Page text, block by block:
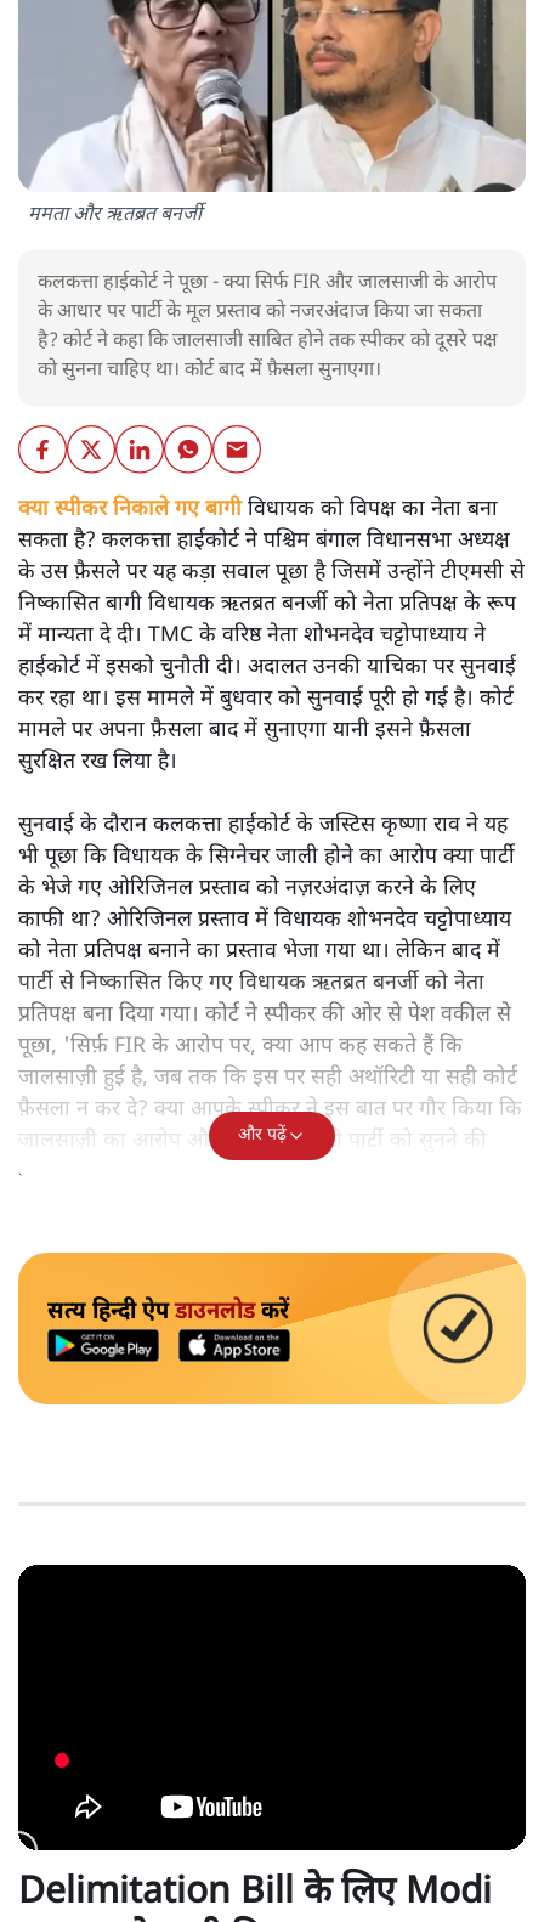
ममता और ऋतब्रत बनर्जी
कलकत्ता हाईकोर्ट ने पूछा - क्या सिर्फ FIR और जालसाजी के आरोप
के आधार पर पार्टी के मूल प्रस्ताव को नजरअंदाज किया जा सकता
है? कोर्ट ने कहा कि जालसाजी साबित होने तक स्पीकर को दूसरे पक्ष
को सुनना चाहिए था। कोर्ट बाद में फ़ैसला सुनाएगा।
क्या स्पीकर निकाले गए बागीविधायक को विपक्ष का नेता बना
सकता है? कलकत्ता हाईकोर्ट ने पश्चिम बंगाल विधानसभा अध्यक्ष
के उस फ़ैसले पर यह कड़ा सवाल पूछा है जिसमें उन्होंने टीएमसी से
निष्कासित बागी विधायक ऋतब्रत बनर्जी को नेता प्रतिपक्ष के रूप
में मान्यता दे दी। TMC के वरिष्ठ नेता शोभनदेव चट्टोपाध्याय ने
हाईकोर्ट में इसको चुनौती दी। अदालत उनकी याचिका पर सुनवाई
कर रहा था। इस मामले में बुधवार को सुनवाई पूरी हो गई है। कोर्ट
मामले पर अपना फ़ैसला बाद में सुनाएगा यानी इसने फ़ैसला
सुरक्षित रख लिया है।
सुनवाई के दौरान कलकत्ता हाईकोर्ट के जस्टिस कृष्णा राव ने यह
भी पूछा कि विधायक के सिग्नेचर जाली होने का आरोप क्या पार्टी
के भेजे गए ओरिजिनल प्रस्ताव को नज़रअंदाज़ करने के लिए
काफी था? ओरिजिनल प्रस्ताव में विधायक शोभनदेव चट्टोपाध्याय
को नेता प्रतिपक्ष बनाने का प्रस्ताव भेजा गया था। लेकिन बाद में
पार्टी से निष्कासित किए गए विधायक ऋतब्रत बनर्जी को नेता
प्रतिपक्ष बना दिया गया। कोर्ट ने स्पीकर की ओर से पेश वकील से
पूछा, 'सिर्फ़ FIR के आरोप पर, क्या आप कह सकते हैं कि
जालसाज़ी हुई है, जब तक कि इस पर सही अथॉरिटी या सही कोर्ट
फ़ैसला न कर दे? क्या आपके स्पीकर ने इस बात पर गौर किया कि
जालसाज़ी का आरोप और FIR है तो दूसरी पार्टी को सुनने की
कोई ज़रूरत नहीं है?'
और पढ़ें
सत्य हिन्दी ऐपडाउनलोडकरें
Delimitation Bill के लिए Modi